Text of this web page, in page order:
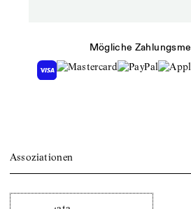
Mögliche
Assoziationen